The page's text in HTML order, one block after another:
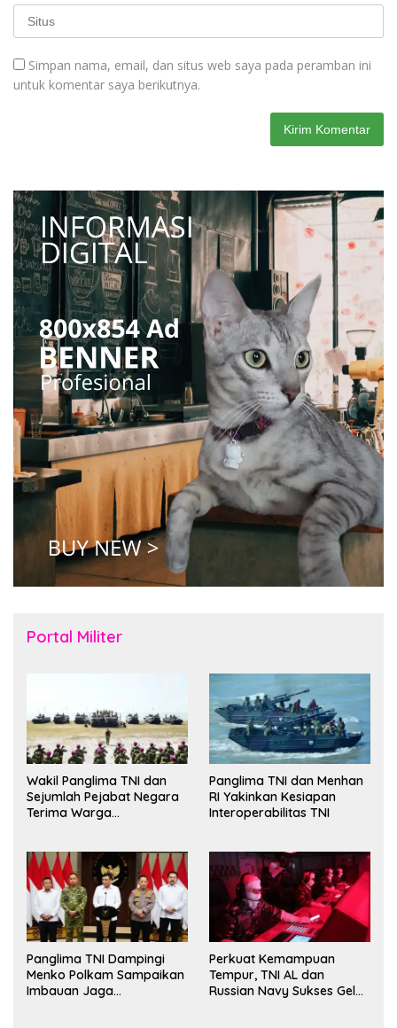
Simpan nama, email, dan situs web saya pada peramban ini
untuk komentar saya berikutnya.
Portal Militer
Wakil Panglima TNI dan
Sejumlah Pejabat Negara
Terima Warga
Panglima TNI dan Menhan
RI Yakinkan Kesiapan
Interoperabilitas TNI
Panglima TNI Dampingi
Menko Polkam Sampaikan
Imbauan Jaga
Perkuat Kemampuan
Tempur, TNI AL dan
Russian Navy Sukses Gelar